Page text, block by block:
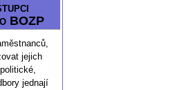
BOZP
jejich
jednají